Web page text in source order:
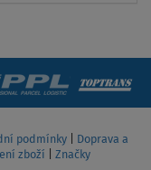
podmínky
Doprava a
zboží
Značky